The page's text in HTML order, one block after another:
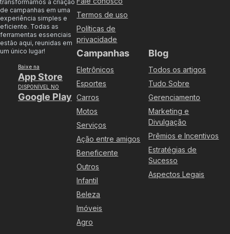
transformamos a criação
de campanhas em uma
experiência simples e
eficiente. Todas as
ferramentas essenciais
estão aqui, reunidas em
um único lugar!
Baixe na
App Store
DISPONÍVEL NO
Google Play
Termos de uso
Políticas de
privacidade
Campanhas
Eletrônicos
Esportes
Carros
Motos
Serviços
Ação entre amigos
Beneficente
Outros
Infantil
Beleza
Imóveis
Agro
Blog
Todos os artigos
Tudo Sobre
Gerenciamento
Marketing e
Divulgação
Prêmios e Incentivos
Estratégias de
Sucesso
Aspectos Legais